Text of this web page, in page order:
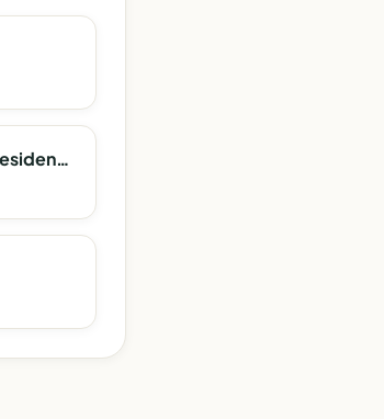
Association De Gestion De La Residence Le Grand Chêne